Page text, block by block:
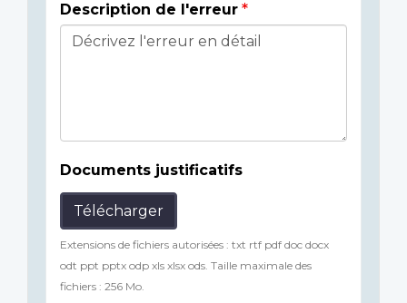
Description de l'erreur
Documents justificatifs
Télécharger
Extensions de fichiers autorisées : txt rtf pdf doc docx
odt ppt pptx odp xls xlsx ods. Taille maximale des
fichiers : 256 Mo.